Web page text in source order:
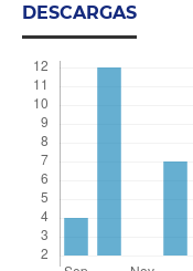
DESCARGAS